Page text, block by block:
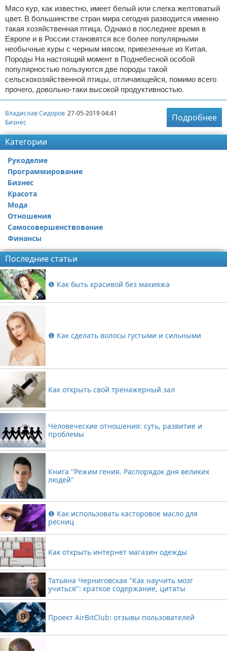
Мясо кур, как известно, имеет белый или слегка желтоватый
цвет. В большинстве стран мира сегодня разводится именно
такая хозяйственная птица. Однако в последнее время в
Европе и в России становятся все более популярными
необычные куры с черным мясом, привезенные из Китая.
Породы На настоящий момент в Поднебесной особой
популярностью пользуются две породы такой
сельскохозяйственной птицы, отличающейся, помимо всего
прочего, довольно-таки высокой продуктивностью.
Владислав Сидоров 27-05-2019 04:41
Бизнес
Подробнее
Категории
Рукоделие
Программирование
Бизнес
Красота
Мода
Отношения
Самосовершенствование
Финансы
Последние статьи
❶ Как быть красивой без макияжа
❶ Как сделать волосы густыми и сильными
Как открыть свой тренажерный зал
Человеческие отношения: суть, развитие и
проблемы
Книга "Режим гения. Распорядок дня великих
людей"
❶ Как использовать касторовое масло для
ресниц
Как открыть интернет магазин одежды
Татьяна Черниговская "Как научить мозг
учиться": краткое содержание, цитаты
Проект AirBitClub: отзывы пользователей